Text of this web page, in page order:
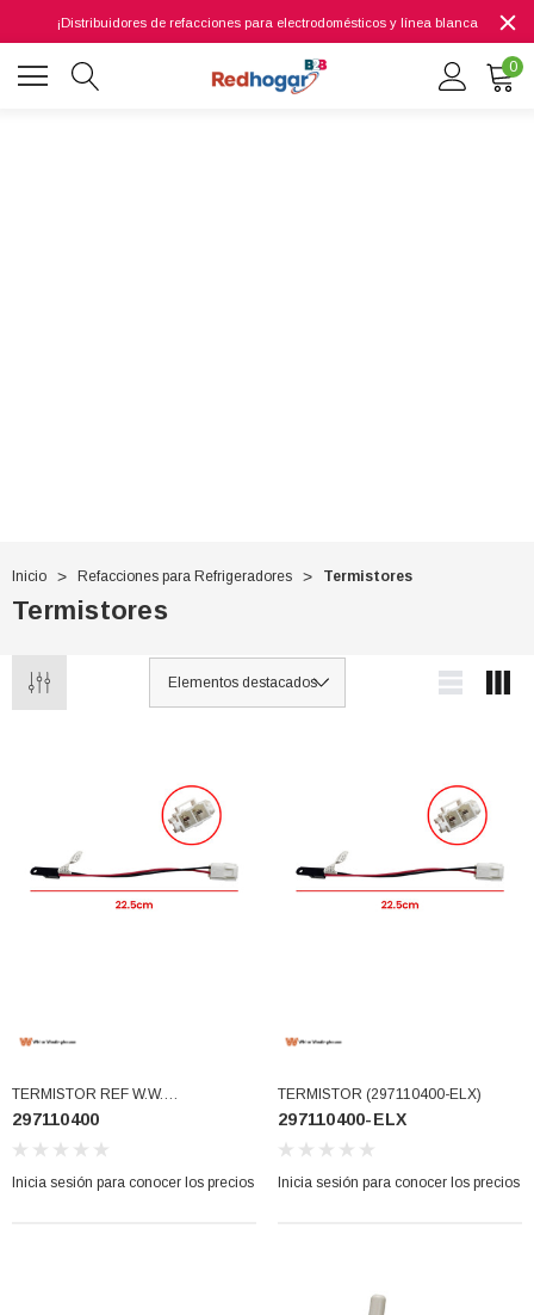
¡Distribuidores de refacciones para electrodomésticos y línea blanca
0
Inicio Refacciones para Refrigeradores Termistores
Termistores
TERMISTOR REF W.W.
ELECTROLUX (297110400)
297110400
Inicia sesión para conocer los precios
TERMISTOR (297110400-ELX)
297110400-ELX
Inicia sesión para conocer los precios